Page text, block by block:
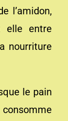
l’amidon,
elle entre
nourriture
le pain